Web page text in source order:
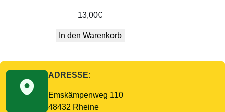
13,00€
In den Warenkorb
ADRESSE:
Emskämpenweg 110
48432 Rheine